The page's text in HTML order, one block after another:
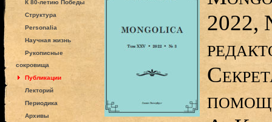
К 80-летию Победы
Структура
Personalia
Научная жизнь
Рукописные
сокровища
Публикации
Лекторий
Периодика
Архивы
2022,